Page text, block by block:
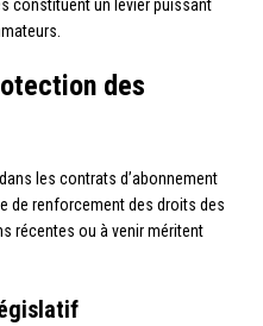
constituent un levier puissant
des
les contrats d’abonnement
de renforcement des droits des
récentes ou à venir méritent